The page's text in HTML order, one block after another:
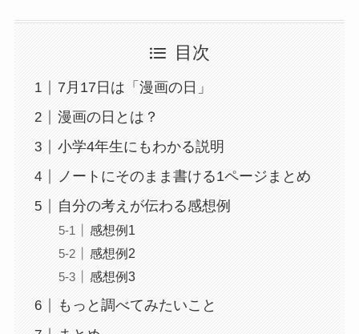
目次
7月17日は「漫画の日」
漫画の日とは？
小学4年生にもわかる説明
ノートにそのまま書ける1ページまとめ
自分の考えが伝わる感想例
感想例1
感想例2
感想例3
もっと調べてみたいこと